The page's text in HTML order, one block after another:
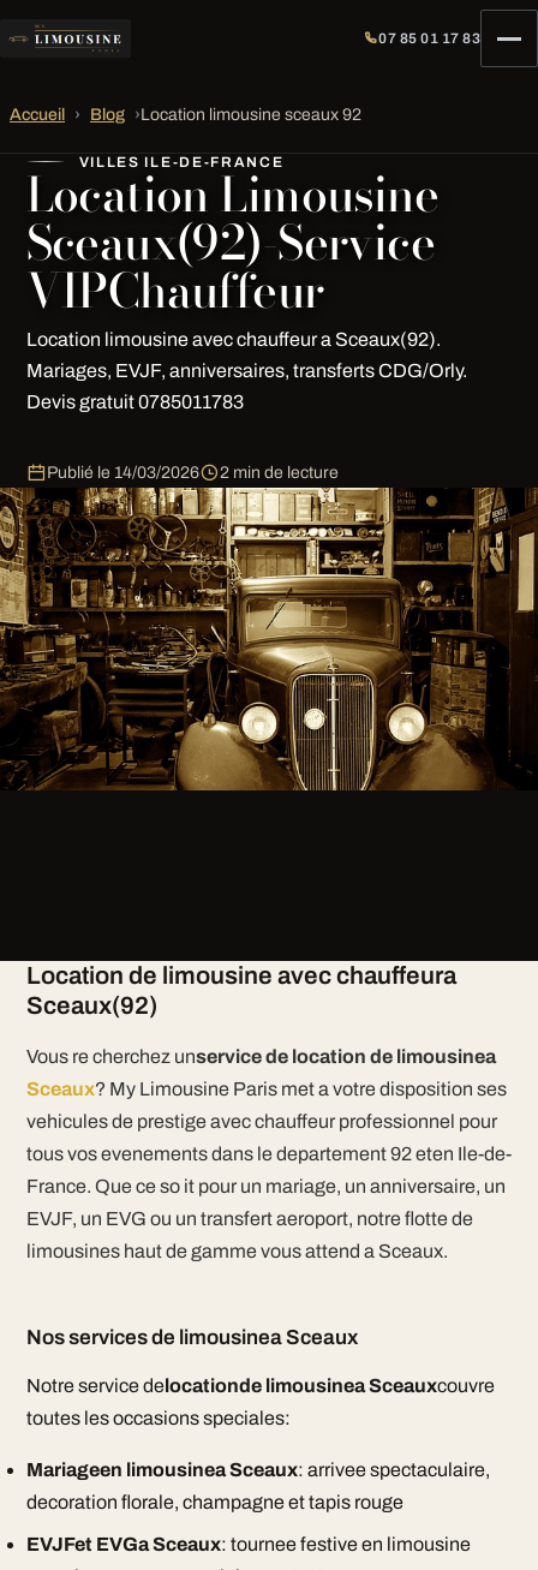
07 85 01 17 83
Accueil › Blog ›Location limousine sceaux 92
VILLES ILE-DE-FRANCE
Location Limousine
Sceaux(92)-Service
VIPChauffeur
Location limousine avec chauffeur a Sceaux(92).
Mariages, EVJF, anniversaires, transferts CDG/Orly.
Devis gratuit 0785011783
Publié le 14/03/2026 2 min de lecture
Location de limousine avec chauffeura
Sceaux(92)
Vous re cherchez unservice de location de limousinea
Sceaux? My Limousine Paris met a votre disposition ses
vehicules de prestige avec chauffeur professionnel pour
tous vos evenements dans le departement 92 eten Ile-de-
France. Que ce so it pour un mariage, un anniversaire, un
EVJF, un EVG ou un transfert aeroport, notre flotte de
limousines haut de gamme vous attend a Sceaux.
Nos services de limousinea Sceaux
Notre service delocationde limousinea Sceauxcouvre
toutes les occasions speciales:
Mariageen limousinea Sceaux: arrivee spectaculaire,
decoration florale, champagne et tapis rouge
EVJFet EVGa Sceaux: tournee festive en limousine